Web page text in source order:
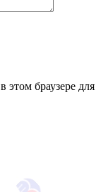
этом браузере для